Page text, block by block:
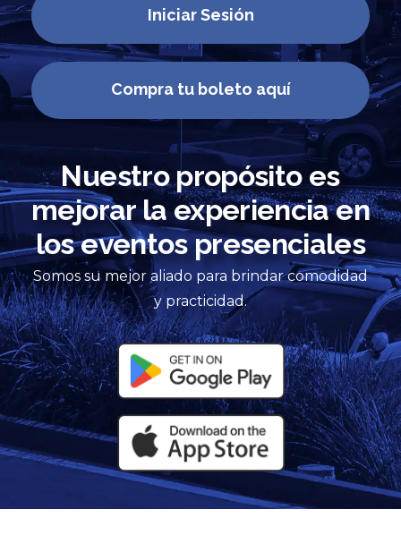
Iniciar Sesión
Compra tu boleto aquí
Nuestro propósito es
mejorar la experiencia en
los eventos presenciales
Somos su mejor aliado para brindar comodidad
y practicidad.